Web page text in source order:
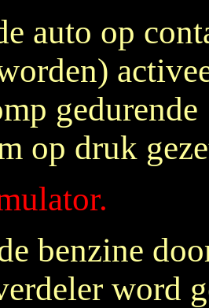
auto op
op druk
benzine
word